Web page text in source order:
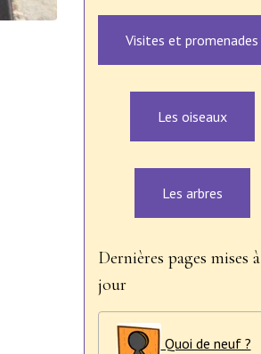
Visites et promenades
Les oiseaux
Les arbres
Dernières pages mises à
jour
Quoi de neuf ?